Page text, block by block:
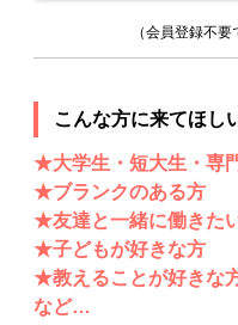
（会員登録不
こんな方に来てほし
★大学生・短大生・専
★ブランクのある方
★友達と一緒に働きた
★子どもが好きな方
★教えることが好きな
など…